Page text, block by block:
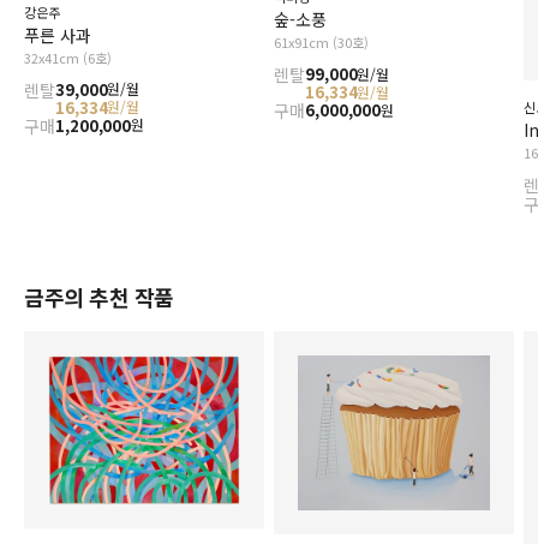
강은주
푸른 사과
32x41cm (6호)
렌탈39,000원/월
16,334원/월
구매1,200,000원
숲-소풍
61x91cm (30호)
렌탈99,000원/월
16,334원/월
구매6,000,000원
금주의 추천 작품